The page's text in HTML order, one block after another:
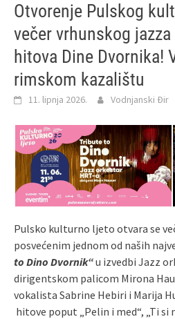
Otvorenje Pulskog
večer vrhunskog
hitova Dine Dvornika!
rimskom kazalištu
11. lipnja 2026. Vodnjanski Đir
Pulsko kulturno ljeto otvara se
posvećenim jednom od naših
to Dino Dvornik“u izvedbi Jazz
dirigentskom palicom Mirona
vokalista Sabrine Hebiri i Marija
hitove poput „Pelin i med“, „Ti si